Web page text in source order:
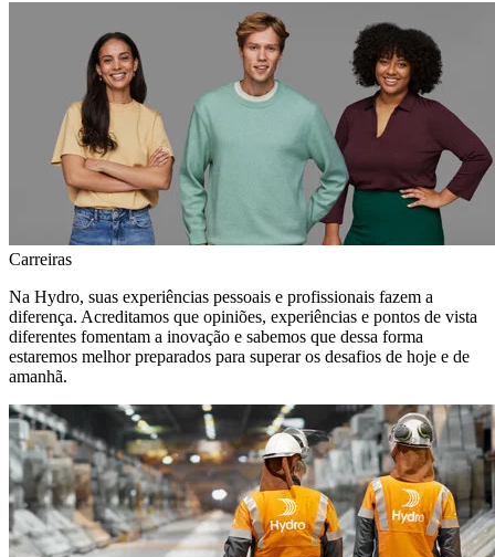
Carreiras
Na Hydro, suas experiências pessoais e profissionais fazem a
diferença. Acreditamos que opiniões, experiências e pontos de vista
diferentes fomentam a inovação e sabemos que dessa forma
estaremos melhor preparados para superar os desafios de hoje e de
amanhã.